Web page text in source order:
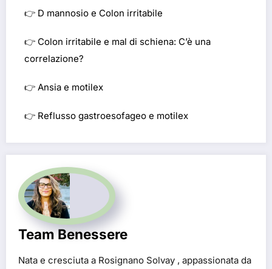
👉 D mannosio e Colon irritabile
👉 Colon irritabile e mal di schiena: C’è una
correlazione?
👉 Ansia e motilex
👉 Reflusso gastroesofageo e motilex
Team Benessere
Nata e cresciuta a Rosignano Solvay , appassionata da